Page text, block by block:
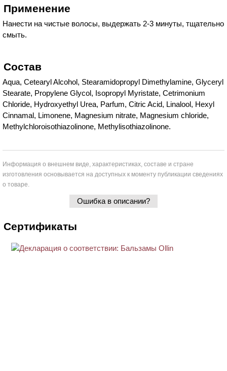
Применение
Нанести на чистые волосы, выдержать 2-3 минуты, тщательно
смыть.
Состав
Aqua, Cetearyl Alcohol, Stearamidopropyl Dimethylamine, Glyceryl
Stearate, Propylene Glycol, Isopropyl Myristate, Cetrimonium
Chloride, Hydroxyethyl Urea, Parfum, Citric Acid, Linalool, Hexyl
Cinnamal, Limonene, Magnesium nitrate, Magnesium chloride,
Methylchloroisothiazolinone, Methylisothiazolinone.
Информация о внешнем виде, характеристиках, составе и стране
изготовления основывается на доступных к моменту публикации сведениях
о товаре.
Ошибка в описании?
Сертификаты